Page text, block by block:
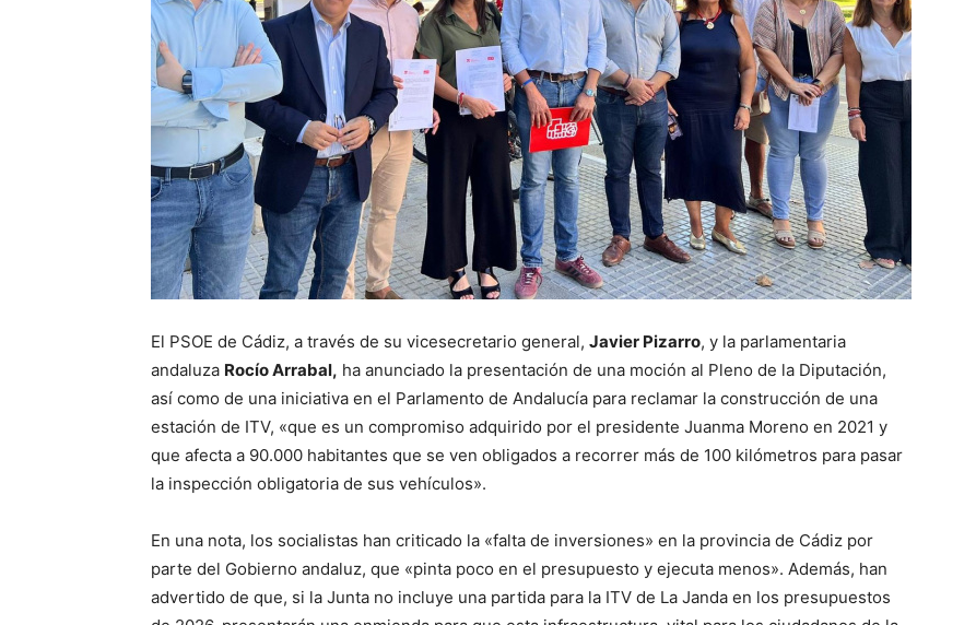
El PSOE de Cádiz, a través de su vicesecretario general, Javier Pizarro, y la parlamentaria
andaluza Rocío Arrabal, ha anunciado la presentación de una moción al Pleno de la Diputación,
así como de una iniciativa en el Parlamento de Andalucía para reclamar la construcción de una
estación de ITV, «que es un compromiso adquirido por el presidente Juanma Moreno en 2021 y
que afecta a 90.000 habitantes que se ven obligados a recorrer más de 100 kilómetros para pasar
la inspección obligatoria de sus vehículos».
En una nota, los socialistas han criticado la «falta de inversiones» en la provincia de Cádiz por
parte del Gobierno andaluz, que «pinta poco en el presupuesto y ejecuta menos». Además, han
advertido de que, si la Junta no incluye una partida para la ITV de La Janda en los presupuestos